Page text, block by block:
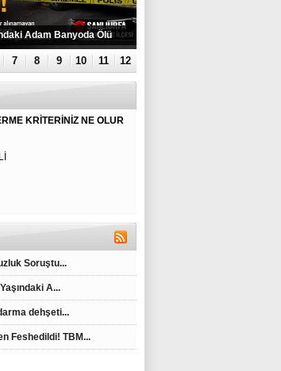
YOKTUR
Adam Banyoda Ölü
7 8 9 10 11 12
KRİTERİNİZ NE OLUR
Soruştu...
A...
dehşeti...
Feshedildi! TBM...